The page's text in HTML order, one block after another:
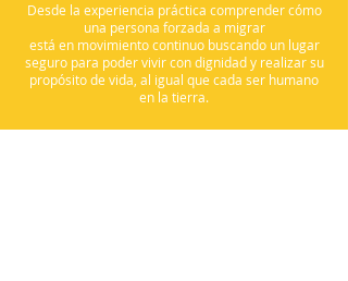
Desde la experiencia práctica comprender cómo
una persona forzada a migrar
está en movimiento continuo buscando un lugar
seguro para poder vivir con dignidad y realizar su
propósito de vida, al igual que cada ser humano
en la tierra.